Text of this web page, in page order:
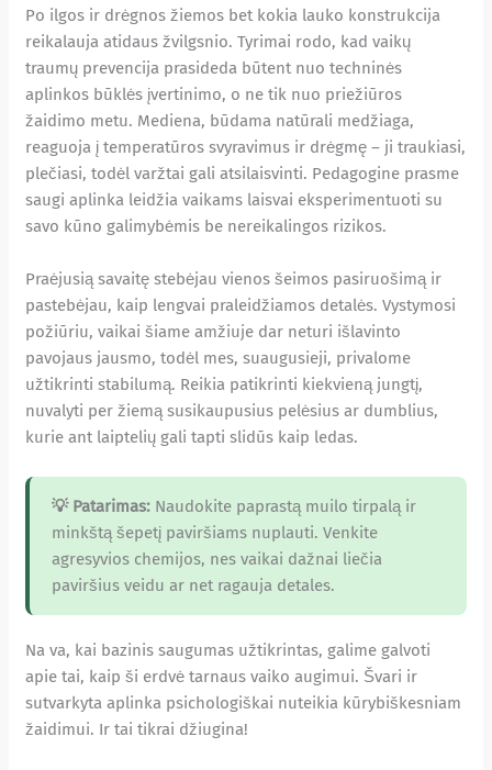
Po ilgos ir drėgnos žiemos bet kokia lauko konstrukcija
reikalauja atidaus žvilgsnio. Tyrimai rodo, kad vaikų
traumų prevencija prasideda būtent nuo techninės
aplinkos būklės įvertinimo, o ne tik nuo priežiūros
žaidimo metu. Mediena, būdama natūrali medžiaga,
reaguoja į temperatūros svyravimus ir drėgmę – ji traukiasi,
plečiasi, todėl varžtai gali atsilaisvinti. Pedagogine prasme
saugi aplinka leidžia vaikams laisvai eksperimentuoti su
savo kūno galimybėmis be nereikalingos rizikos.
Praėjusią savaitę stebėjau vienos šeimos pasiruošimą ir
pastebėjau, kaip lengvai praleidžiamos detalės. Vystymosi
požiūriu, vaikai šiame amžiuje dar neturi išlavinto
pavojaus jausmo, todėl mes, suaugusieji, privalome
užtikrinti stabilumą. Reikia patikrinti kiekvieną jungtį,
nuvalyti per žiemą susikaupusius pelėsius ar dumblius,
kurie ant laiptelių gali tapti slidūs kaip ledas.
💡 Patarimas: Naudokite paprastą muilo tirpalą ir
minkštą šepetį paviršiams nuplauti. Venkite
agresyvios chemijos, nes vaikai dažnai liečia
paviršius veidu ar net ragauja detales.
Na va, kai bazinis saugumas užtikrintas, galime galvoti
apie tai, kaip ši erdvė tarnaus vaiko augimui. Švari ir
sutvarkyta aplinka psichologiškai nuteikia kūrybiškesniam
žaidimui. Ir tai tikrai džiugina!